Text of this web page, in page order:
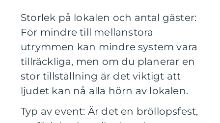
Storlek på lokalen och antal gäster:
För mindre till mellanstora
utrymmen kan mindre system vara
tillräckliga, men om du planerar en
stor tillställning är det viktigt att
ljudet kan nå alla hörn av lokalen.
Typ av event: Är det en bröllopsfest,